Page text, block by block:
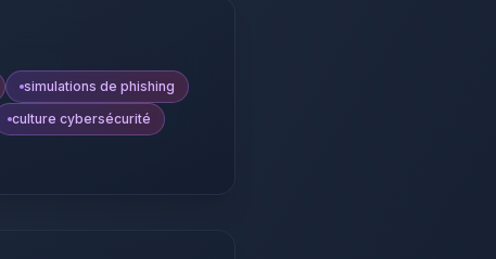
simulations de phishing
culture cybersécurité